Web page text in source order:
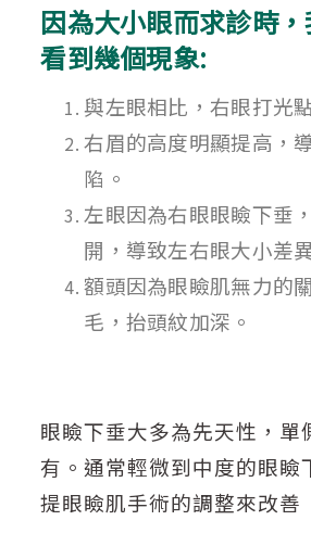
因為大小眼而求診時
看到幾個現象:
與左眼相比，右眼打光
右眉的高度明顯提高，
陷。
左眼因為右眼眼瞼下垂
開，導致左右眼大小差
額頭因為眼瞼肌無力的
毛，抬頭紋加深。
眼瞼下垂大多為先天性，單
有。通常輕微到中度的眼瞼
提眼瞼肌手術的調整來改善